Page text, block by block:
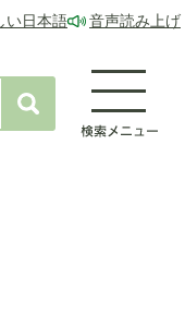
い日本語 音声読み上げ